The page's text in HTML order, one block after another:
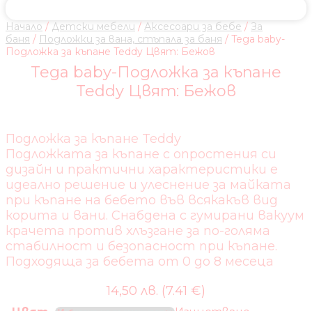
Начало / Детски мебели / Аксесоари за бебе / За
баня / Подложки за вана, стъпала за баня / Tega baby-
Подложка за къпане Teddy Цвят: Бежов
Tega baby-Подложка за къпане
Teddy Цвят: Бежов
Подложка за къпане Teddy
Подложката за къпане с опростения си
дизайн и практични характеристики е
идеално решение и улеснение за майката
при къпане на бебето във всякакъв вид
корита и вани. Снабдена с гумирани вакуум
крачета против хлъзгане за по-голяма
стабилност и безопасност при къпане.
Подходяща за бебета от 0 до 8 месеца
14,50 лв. (7.41 €)